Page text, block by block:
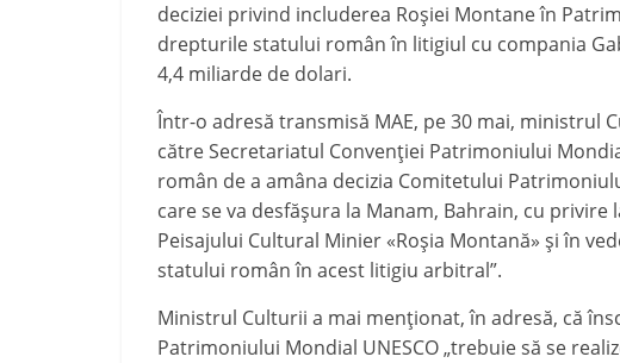
deciziei privind includerea Roșiei Montane în
drepturile statului român în litigiul cu compania
4,4 miliarde de dolari.
Într-o adresă transmisă MAE, pe 30 mai, ministrul
către Secretariatul Convenției Patrimoniului
român de a amâna decizia Comitetului
care se va desfășura la Manam, Bahrain, cu
Peisajului Cultural Minier «Roșia Montană» și în
statului român în acest litigiu arbitral”.
Ministrul Culturii a mai menționat, în adresă, că
Patrimoniului Mondial UNESCO „trebuie să se